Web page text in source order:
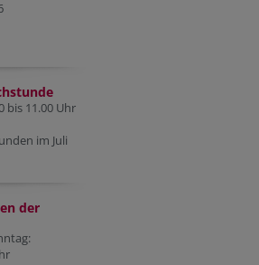
bis 11.00 Uhr
im Juli
der